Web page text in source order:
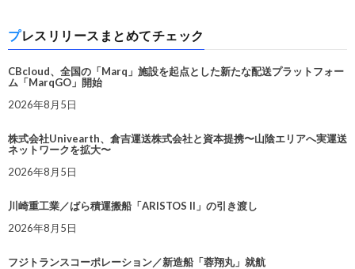
プレスリリースまとめてチェック
CBcloud、全国の「Marq」施設を起点とした新たな配送プラットフォー
ム「MarqGO」開始
2026年8月5日
株式会社Univearth、倉吉運送株式会社と資本提携〜山陰エリアへ実運送
ネットワークを拡大〜
2026年8月5日
川崎重工業／ばら積運搬船「ARISTOS II」の引き渡し
2026年8月5日
フジトランスコーポレーション／新造船「蓉翔丸」就航